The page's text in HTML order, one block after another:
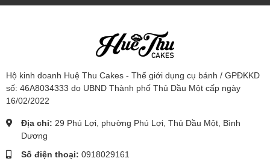
Hộ kinh doanh Huệ Thu Cakes - Thế giới dụng cụ bánh / GPĐKKD
số: 46A8034333 do UBND Thành phố Thủ Dầu Một cấp ngày
16/02/2022
Địa chỉ: 29 Phú Lợi, phường Phú Lợi, Thủ Dầu Một, Bình
Dương
Số điện thoại: 0918029161